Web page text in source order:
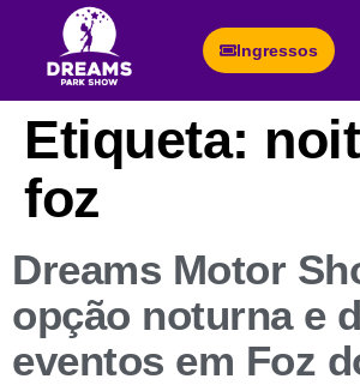
Ingressos
Etiqueta:
foz
Dreams Motor
opção noturna e
eventos em Foz